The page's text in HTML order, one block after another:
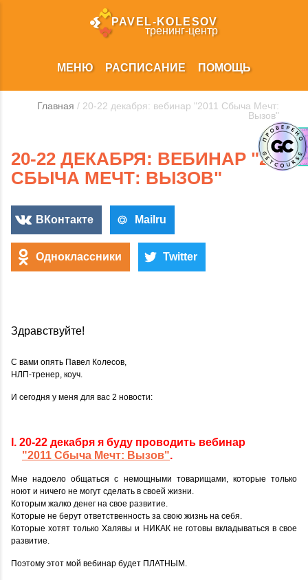
PAVEL‑KOLESOV
тренинг‑центр
МЕНЮ РАСПИСАНИЕ ПОМОЩЬ
Главная / 20-22 декабря: вебинар "2011 Сбыча Мечт:
Вызов"
20-22 ДЕКАБРЯ: ВЕБИНАР "2011
СБЫЧА МЕЧТ: ВЫЗОВ"
ВКонтакте Mailru
Одноклассники Twitter
Здравствуйте!
С вами опять Павел Колесов,
НЛП-тренер, коуч.
И сегодня у меня для вас 2 новости:
I. 20-22 декабря я буду проводить вебинар
"2011 Сбыча Мечт: Вызов".
Мне надоело общаться с немощными товарищами, которые только
ноют и ничего не могут сделать в своей жизни.
Которым жалко денег на свое развитие.
Которые не берут ответственность за свою жизнь на себя.
Которые хотят только Халявы и НИКАК не готовы вкладываться в свое
развитие.
Поэтому этот мой вебинар будет ПЛАТНЫМ.